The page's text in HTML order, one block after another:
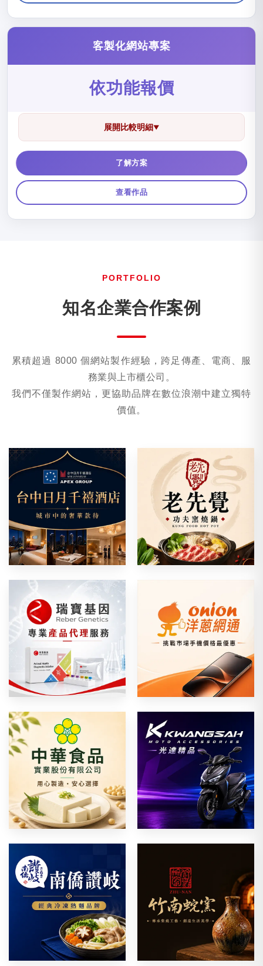
客製化網站專案
依功能報價
展開比較明細▼
了解方案
查看作品
PORTFOLIO
知名企業合作案例
累積超過 8000 個網站製作經驗，跨足傳產、電商、服
務業與上市櫃公司。
我們不僅製作網站，更協助品牌在數位浪潮中建立獨特
價值。